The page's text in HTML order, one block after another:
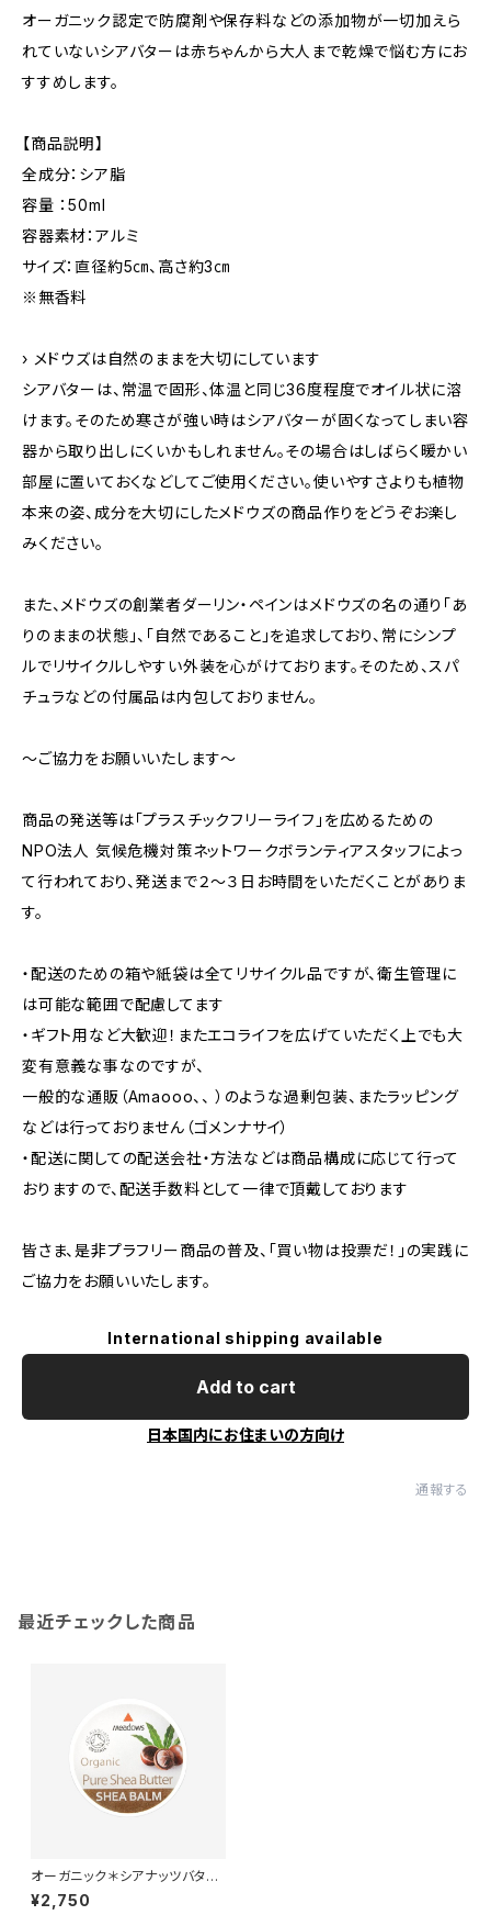
オーガニック認定で防腐剤や保存料などの添加物が一切加えら
れていないシアバターは赤ちゃんから大人まで乾燥で悩む方にお
すすめします。
【商品説明】
全成分：シア脂
容量 ：50ml
容器素材：アルミ
サイズ：直径約5㎝、高さ約3㎝
※無香料
› メドウズは自然のままを大切にしています
シアバターは、常温で固形、体温と同じ36度程度でオイル状に溶
けます。そのため寒さが強い時はシアバターが固くなってしまい容
器から取り出しにくいかもしれません。その場合はしばらく暖かい
部屋に置いておくなどしてご使用ください。使いやすさよりも植物
本来の姿、成分を大切にしたメドウズの商品作りをどうぞお楽し
みください。
また、メドウズの創業者ダーリン・ペインはメドウズの名の通り「あ
りのままの状態」、「自然であること」を追求しており、常にシンプ
ルでリサイクルしやすい外装を心がけております。そのため、スパ
チュラなどの付属品は内包しておりません。
～ご協力をお願いいたします～
商品の発送等は「プラスチックフリーライフ」を広めるための
NPO法人 気候危機対策ネットワークボランティアスタッフによっ
て行われており、発送まで２～３日お時間をいただくことがありま
す。
・配送のための箱や紙袋は全てリサイクル品ですが、衛生管理に
は可能な範囲で配慮してます
・ギフト用など大歓迎！またエコライフを広げていただく上でも大
変有意義な事なのですが、
一般的な通販（Amaooo、、 ）のような過剰包装、またラッピング
などは行っておりません（ゴメンナサイ）
・配送に関しての配送会社・方法などは商品構成に応じて行って
おりますので、配送手数料として一律で頂戴しております
皆さま、是非プラフリー商品の普及、「買い物は投票だ！」の実践に
ご協力をお願いいたします。
International shipping available
Add to cart
日本国内にお住まいの方向け
通報する
最近チェックした商品
オーガニック＊シアナッツバター
＊スキンケアバーム＊50ml＊
¥2,750